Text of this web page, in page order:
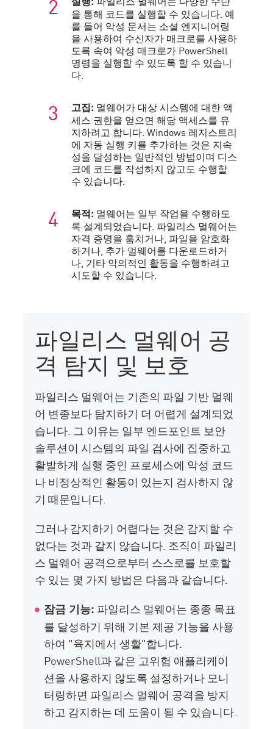
을 통해 코드를 실행할 수 있습니다. 예
를 들어 악성 문서는 소셜 엔지니어링
을 사용하여 수신자가 매크로를 사용하
도록 속여 악성 매크로가 PowerShell
명령을 실행할 수 있도록 할 수 있습니
다.
고집: 멀웨어가 대상 시스템에 대한 액
세스 권한을 얻으면 해당 액세스를 유
지하려고 합니다. Windows 레지스트리
에 자동 실행 키를 추가하는 것은 지속
성을 달성하는 일반적인 방법이며 디스
크에 코드를 작성하지 않고도 수행할
수 있습니다.
목적: 멀웨어는 일부 작업을 수행하도
록 설계되었습니다. 파일리스 멀웨어는
자격 증명을 훔치거나, 파일을 암호화
하거나, 추가 멀웨어를 다운로드하거
나, 기타 악의적인 활동을 수행하려고
시도할 수 있습니다.
파일리스 멀웨어 공
격 탐지 및 보호
파일리스 멀웨어는 기존의 파일 기반 멀웨
어 변종보다 탐지하기 더 어렵게 설계되었
습니다. 그 이유는 일부 엔드포인트 보안
솔루션이 시스템의 파일 검사에 집중하고
활발하게 실행 중인 프로세스에 악성 코드
나 비정상적인 활동이 있는지 검사하지 않
기 때문입니다.
그러나 감지하기 어렵다는 것은 감지할 수
없다는 것과 같지 않습니다. 조직이 파일리
스 멀웨어 공격으로부터 스스로를 보호할
수 있는 몇 가지 방법은 다음과 같습니다.
잠금 기능: 파일리스 멀웨어는 종종 목표
를 달성하기 위해 기본 제공 기능을 사용
하여 "육지에서 생활"합니다.
PowerShell과 같은 고위험 애플리케이
션을 사용하지 않도록 설정하거나 모니
터링하면 파일리스 멀웨어 공격을 방지
하고 감지하는 데 도움이 될 수 있습니다.